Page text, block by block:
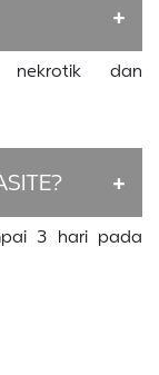
nekrotik dan
3 hari pada